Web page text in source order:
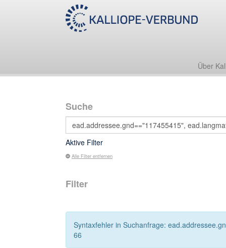
Über
Suche
Aktive Filter
Alle Filter entfernen
Filter
Syntaxfehler in Suchanfrage:
66